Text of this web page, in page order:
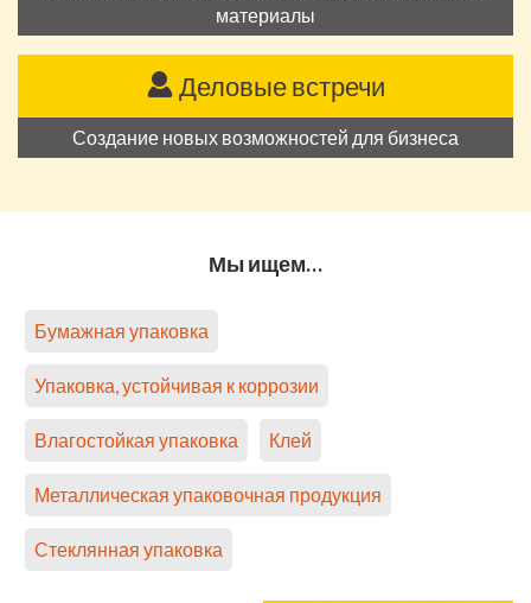
материалы
Деловые встречи
Создание новых возможностей для бизнеса
Мы ищем…
Бумажная упаковка
Упаковка, устойчивая к коррозии
Влагостойкая упаковка Клей
Металлическая упаковочная продукция
Стеклянная упаковка